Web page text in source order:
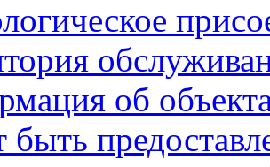
об
быть